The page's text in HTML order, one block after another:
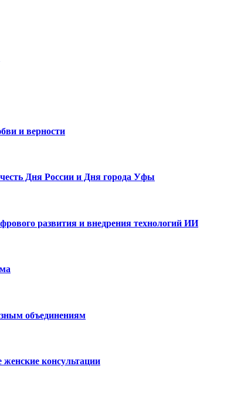
и верности
Дня России и Дня города Уфы
развития и внедрения технологий ИИ
объединениям
консультации